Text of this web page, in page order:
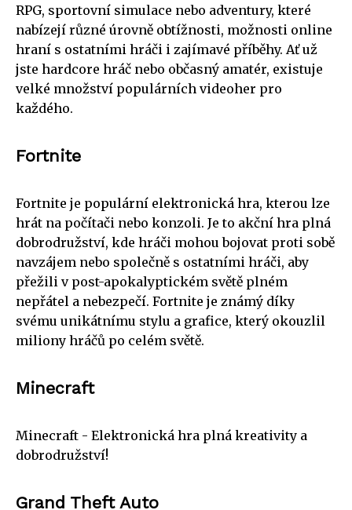
RPG, sportovní simulace nebo adventury, které
nabízejí různé úrovně obtížnosti, možnosti online
hraní s ostatními hráči i zajímavé příběhy. Ať už
jste hardcore hráč nebo občasný amatér, existuje
velké množství populárních videoher pro
každého.
Fortnite
Fortnite je populární elektronická hra, kterou lze
hrát na počítači nebo konzoli. Je to akční hra plná
dobrodružství, kde hráči mohou bojovat proti sobě
navzájem nebo společně s ostatními hráči, aby
přežili v post-apokalyptickém světě plném
nepřátel a nebezpečí. Fortnite je známý díky
svému unikátnímu stylu a grafice, který okouzlil
miliony hráčů po celém světě.
Minecraft
Minecraft - Elektronická hra plná kreativity a
dobrodružství!
Grand Theft Auto